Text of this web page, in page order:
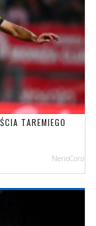
TAREMIEGO
NerioCorsi